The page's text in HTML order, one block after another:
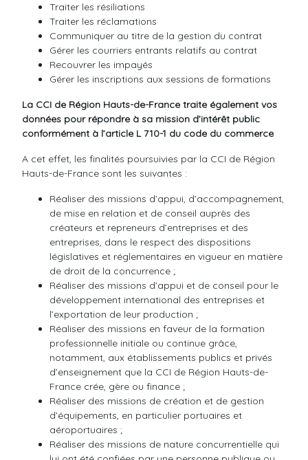
Traiter les résiliations
Traiter les réclamations
Communiquer au titre de la gestion du contrat
Gérer les courriers entrants relatifs au contrat
Recouvrer les impayés
Gérer les inscriptions aux sessions de formations
La CCI de Région Hauts-de-France traite également vos
données pour répondre à sa mission d’intérêt public
conformément à l’article L 710-1 du code du commerce
A cet effet, les finalités poursuivies par la CCI de Région
Hauts-de-France sont les suivantes :
Réaliser des missions d’appui, d’accompagnement,
de mise en relation et de conseil auprès des
créateurs et repreneurs d’entreprises et des
entreprises, dans le respect des dispositions
législatives et réglementaires en vigueur en matière
de droit de la concurrence ;
Réaliser des missions d’appui et de conseil pour le
développement international des entreprises et
l’exportation de leur production ;
Réaliser des missions en faveur de la formation
professionnelle initiale ou continue grâce,
notamment, aux établissements publics et privés
d’enseignement que la CCI de Région Hauts-de-
France crée, gère ou finance ;
Réaliser des missions de création et de gestion
d’équipements, en particulier portuaires et
aéroportuaires ;
Réaliser des missions de nature concurrentielle qui